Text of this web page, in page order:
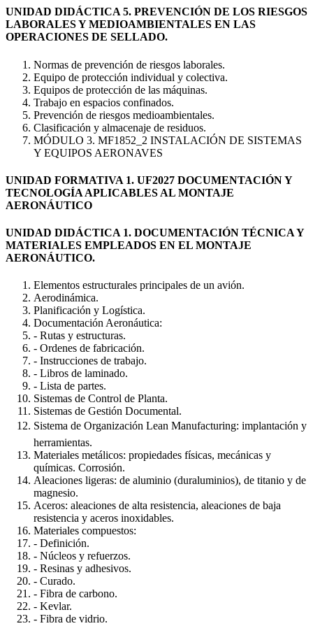
UNIDAD DIDÁCTICA 5. PREVENCIÓN DE LOS RIESGOS
LABORALES Y MEDIOAMBIENTALES EN LAS
OPERACIONES DE SELLADO.
Normas de prevención de riesgos laborales.
Equipo de protección individual y colectiva.
Equipos de protección de las máquinas.
Trabajo en espacios confinados.
Prevención de riesgos medioambientales.
Clasificación y almacenaje de residuos.
MÓDULO 3. MF1852_2 INSTALACIÓN DE SISTEMAS
Y EQUIPOS AERONAVES
UNIDAD FORMATIVA 1. UF2027 DOCUMENTACIÓN Y
TECNOLOGÍA APLICABLES AL MONTAJE
AERONÁUTICO
UNIDAD DIDÁCTICA 1. DOCUMENTACIÓN TÉCNICA Y
MATERIALES EMPLEADOS EN EL MONTAJE
AERONÁUTICO.
Elementos estructurales principales de un avión.
Aerodinámica.
Planificación y Logística.
Documentación Aeronáutica:
- Rutas y estructuras.
- Ordenes de fabricación.
- Instrucciones de trabajo.
- Libros de laminado.
- Lista de partes.
Sistemas de Control de Planta.
Sistemas de Gestión Documental.
Sistema de Organización Lean Manufacturing: implantación y
herramientas.
Materiales metálicos: propiedades físicas, mecánicas y
químicas. Corrosión.
Aleaciones ligeras: de aluminio (duraluminios), de titanio y de
magnesio.
Aceros: aleaciones de alta resistencia, aleaciones de baja
resistencia y aceros inoxidables.
Materiales compuestos:
- Definición.
- Núcleos y refuerzos.
- Resinas y adhesivos.
- Curado.
- Fibra de carbono.
- Kevlar.
- Fibra de vidrio.